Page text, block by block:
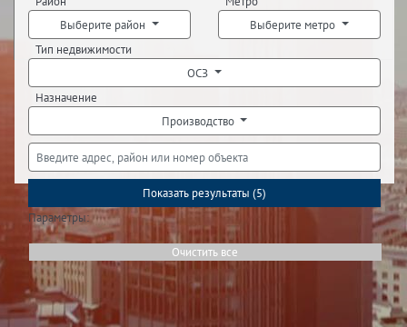
Выберите район
Выберите метро
Тип недвижимости
ОСЗ
Назначение
Производство
Показать результаты (5)
Параметры:
Очистить все